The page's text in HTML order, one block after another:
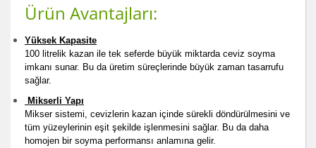
Ürün Avantajları:
Yüksek Kapasite
100 litrelik kazan ile tek seferde büyük miktarda ceviz soyma
imkanı sunar. Bu da üretim süreçlerinde büyük zaman tasarrufu
sağlar.
Mikserli Yapı
Mikser sistemi, cevizlerin kazan içinde sürekli döndürülmesini ve
tüm yüzeylerinin eşit şekilde işlenmesini sağlar. Bu da daha
homojen bir soyma performansı anlamına gelir.